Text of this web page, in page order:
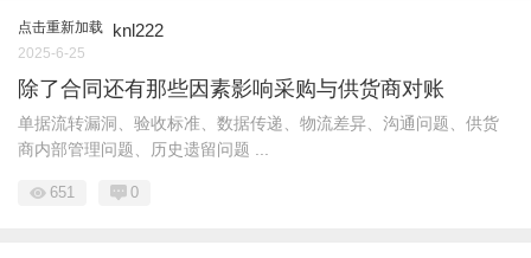
点击重新加载 knl222
2025-6-25
除了合同还有那些因素影响采购与供货商对账
单据流转漏洞、验收标准、数据传递、物流差异、沟通问题、供货
商内部管理问题、历史遗留问题 ...
651 0